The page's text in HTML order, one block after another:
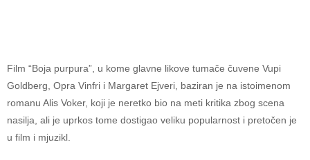
Film “Boja purpura”, u kome glavne likove tumače čuvene Vupi
Goldberg, Opra Vinfri i Margaret Ejveri, baziran je na istoimenom
romanu Alis Voker, koji je neretko bio na meti kritika zbog scena
nasilja, ali je uprkos tome dostigao veliku popularnost i pretočen je
u film i mjuzikl.